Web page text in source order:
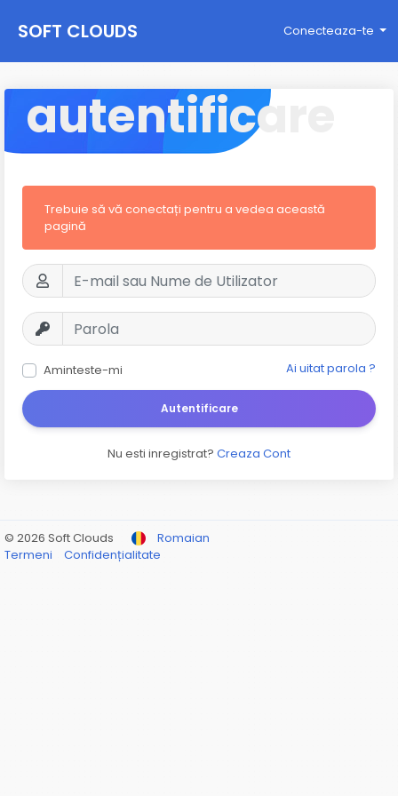
SOFT CLOUDS Conecteaza-te
autentificare
Trebuie să vă conectați pentru a vedea această
pagină
Aminteste-mi Ai uitat parola ?
Autentificare
Nu esti inregistrat? Creaza Cont
© 2026 Soft Clouds
Romaian
Termeni
Confidențialitate